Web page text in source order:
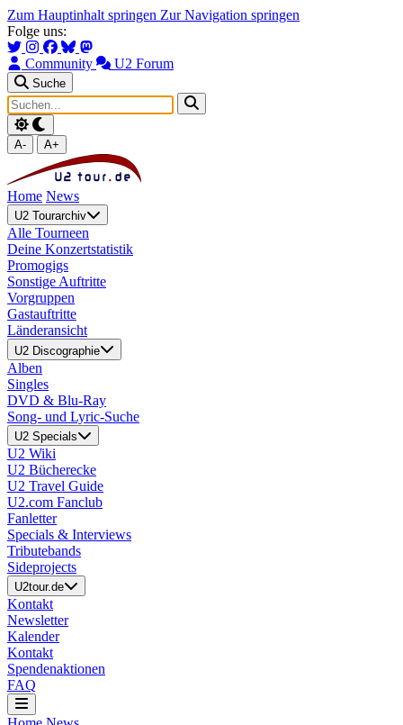
Zum Hauptinhalt springen Zur Navigation springen
Folge uns:
Community U2 Forum
Suche
A- A+
Home News
U2 Tourarchiv
Alle Tourneen
Deine Konzertstatistik
Promogigs
Sonstige Auftritte
Vorgruppen
Gastauftritte
Länderansicht
U2 Discographie
Alben
Singles
DVD & Blu-Ray
Song- und Lyric-Suche
U2 Specials
U2 Wiki
U2 Bücherecke
U2 Travel Guide
U2.com Fanclub
Fanletter
Specials & Interviews
Tributebands
Sideprojects
U2tour.de
Kontakt
Newsletter
Kalender
Kontakt
Spendenaktionen
FAQ